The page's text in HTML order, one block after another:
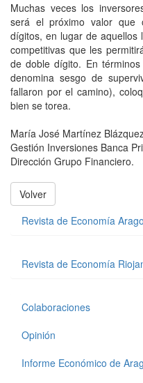
Muchas veces los
será el próximo valor que
dígitos, en lugar de aquellos
competitivas que les
de doble dígito. En
denomina sesgo de
fallaron por el camino),
bien se torea.
María José Martínez
Gestión Inversiones Banca
Dirección Grupo Financiero.
Volver
Revista de Economía
Revista de Economía
Colaboraciones
Opinión
Informe Económico de